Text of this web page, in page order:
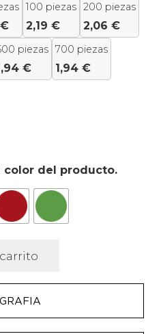
€
100 piezas
2,19 €
200 piezas
2,06 €
piezas
€
700 piezas
1,94 €
color del producto.